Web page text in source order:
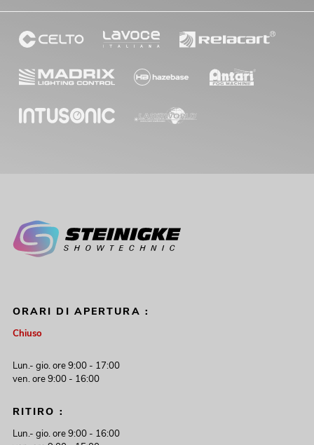
ORARI DI APERTURA :
Chiuso
Lun.- gio. ore 9:00 - 17:00
ven. ore 9:00 - 16:00
RITIRO :
Lun.- gio. ore 9:00 - 16:00